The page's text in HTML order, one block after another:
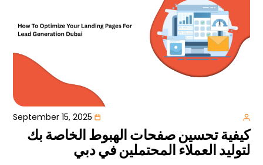
September 15, 2025
كيفية تحسين صفحات الهبوط الخاصة بك
لتوليد العملاء المحتملين في دبي